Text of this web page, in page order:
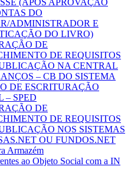
(APÓS APROVAÇÃO
DO
ADMINISTRADOR E
DO LIVRO)
DE
DE REQUISITOS
NA CENTRAL
– CB DO SISTEMA
DE ESCRITURAÇÃO
– SPED
DE
DE REQUISITOS
NOS SISTEMAS
OU FUNDOS.NET
Armazém
ao Objeto Social com a IN